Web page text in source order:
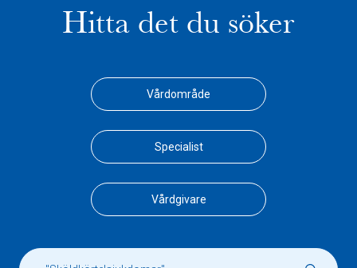
Hitta det du söker
Vårdområde
Specialist
Vårdgivare